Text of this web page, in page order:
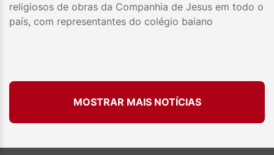
religiosos de obras da Companhia de Jesus em todo o
país, com representantes do colégio baiano
MOSTRAR MAIS NOTÍCIAS